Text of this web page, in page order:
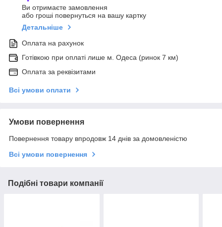
Ви отримаєте замовлення
або гроші повернуться на вашу картку
Детальніше
Оплата на рахунок
Готівкою при оплаті лише м. Одеса (ринок 7 км)
Оплата за реквізитами
Всі умови оплати
Умови повернення
Повернення товару впродовж 14 днів за домовленістю
Всі умови повернення
Подібні товари компанії